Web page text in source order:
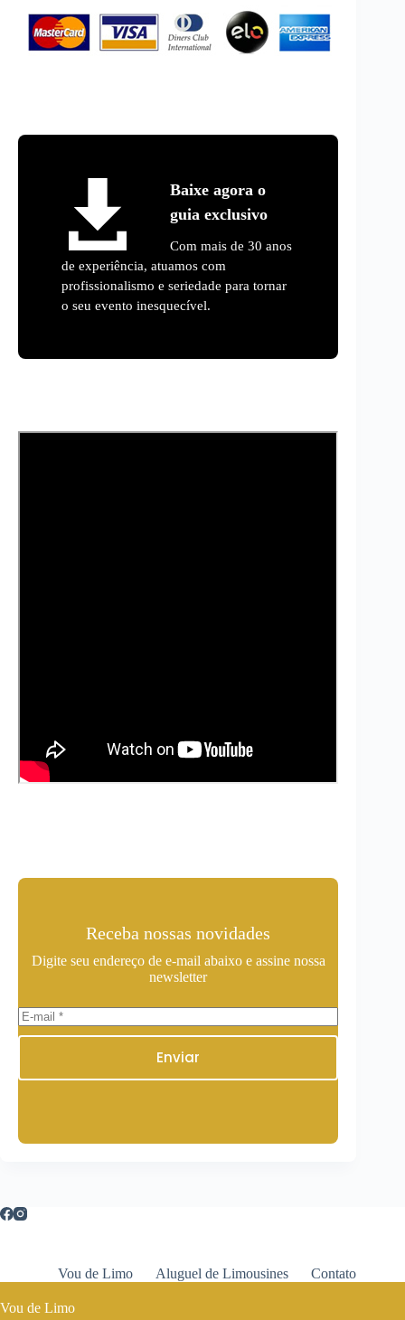
Baixe agora o
guia exclusivo
Com mais de 30 anos
de experiência, atuamos com
profissionalismo e seriedade para tornar
o seu evento inesquecível.
Receba nossas novidades
Digite seu endereço de e-mail abaixo e assine nossa
newsletter
Enviar
Vou de Limo Aluguel de Limousines Contato
Vou de Limo